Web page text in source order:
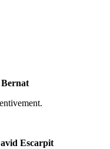
Bernat
Escarpit